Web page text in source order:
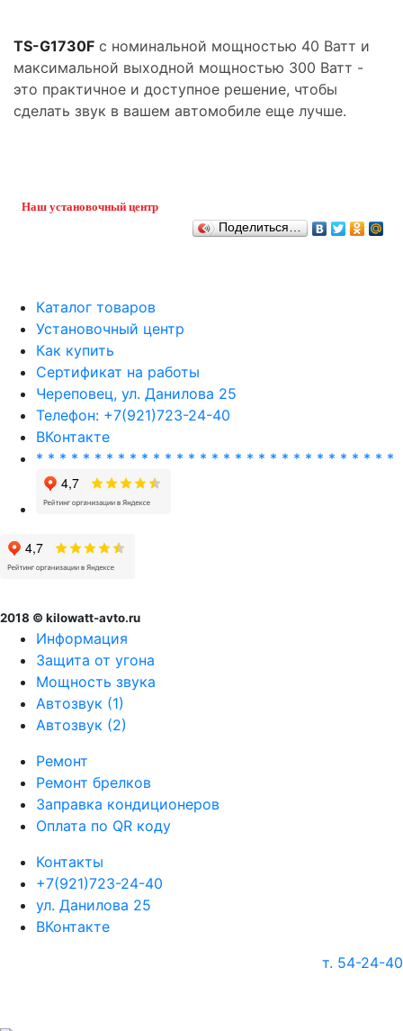
TS-G1730F c номинальной мощностью 40 Ватт и
максимальной выходной мощностью 300 Ватт -
это практичное и доступное решение, чтобы
сделать звук в вашем автомобиле еще лучше.
Наш установочный центр
Поделиться…
Каталог товаров
Установочный центр
Как купить
Сертификат на работы
Череповец, ул. Данилова 25
Телефон: +7(921)723-24-40
ВКонтакте
* * * * * * * * * * * * * * * * * * * * * * * * * * * * * * *
2018 © kilowatt-avto.ru
Информация
Защита от угона
Мощность звука
Автозвук (1)
Автозвук (2)
Ремонт
Ремонт брелков
Заправка кондиционеров
Оплата по QR коду
Контакты
+7(921)723-24-40
ул. Данилова 25
ВКонтакте
т. 54-24-40